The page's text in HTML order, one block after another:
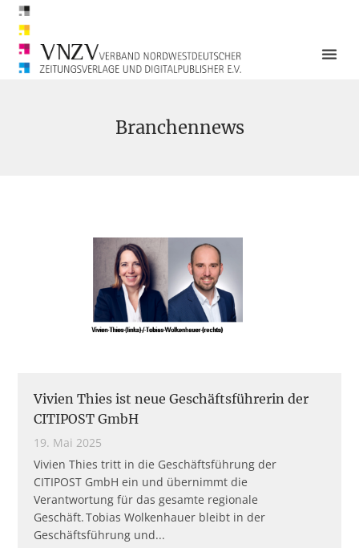
Branchennews
Vivien Thies ist neue Geschäftsführerin der
CITIPOST GmbH
19. Mai 2025
Vivien Thies tritt in die Geschäftsführung der
CITIPOST GmbH ein und übernimmt die
Verantwortung für das gesamte regionale
Geschäft. Tobias Wolkenhauer bleibt in der
Geschäftsführung und